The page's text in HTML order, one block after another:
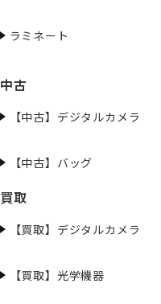
ラミネート
中古
【中古】デジタルカメラ
【中古】バッグ
買取
【買取】デジタルカメラ
【買取】光学機器